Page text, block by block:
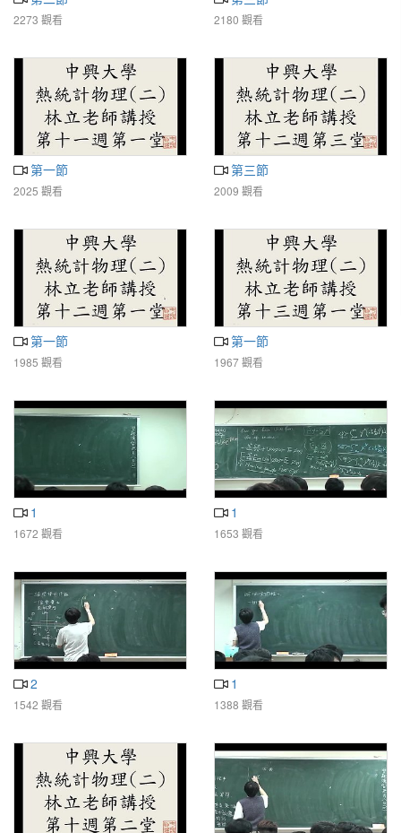
2273 觀看 2180 觀看
第一節
2025 觀看
第三節
2009 觀看
第一節
1985 觀看
第一節
1967 觀看
1
1672 觀看
1
1653 觀看
2
1542 觀看
1
1388 觀看